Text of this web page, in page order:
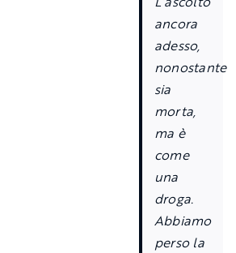
ancora
adesso,
nonostante
sia
morta,
ma è
come
una
droga.
Abbiamo
perso la